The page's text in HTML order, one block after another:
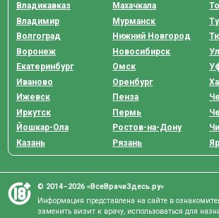
Владикавказ
Владимир
Волгоград
Воронеж
Екатеринбург
Иваново
Ижевск
Иркутск
Йошкар-Ола
Казань
Махачкала
Мурманск
Нижний Новгород
Новосибирск
Омск
Оренбург
Пенза
Пермь
Ростов-на-Дону
Рязань
© 2014–2026 «ВсеВрачиЗдесь.ру»
Информация представлена на сайте в
заменить визит к врачу, использоваться для